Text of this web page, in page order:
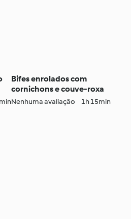
Bifes enrolados com
cornichons e couve-roxa
Nenhuma avaliação 1h 15min